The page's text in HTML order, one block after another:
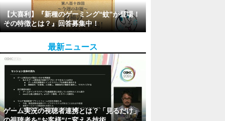
【大喜利】『新種のゲーミング“蚊”が登場！
その特徴とは？』回答募集中！
最新ニュース
ゲーム実況の視聴者連携とは？「見るだけ」